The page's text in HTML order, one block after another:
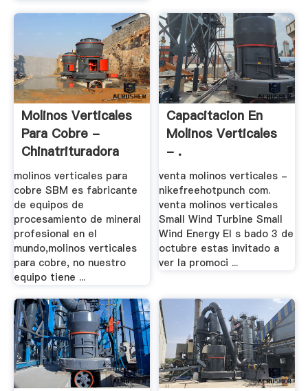
Molinos Verticales
Para Cobre -
Chinatrituradora
molinos verticales para
cobre SBM es fabricante
de equipos de
procesamiento de mineral
profesional en el
mundo,molinos verticales
para cobre, no nuestro
equipo tiene ...
Capacitacion En
Molinos Verticales
- .
venta molinos verticales -
nikefreehotpunch com.
venta molinos verticales
Small Wind Turbine Small
Wind Energy El s bado 3 de
octubre estas invitado a
ver la promoci ...